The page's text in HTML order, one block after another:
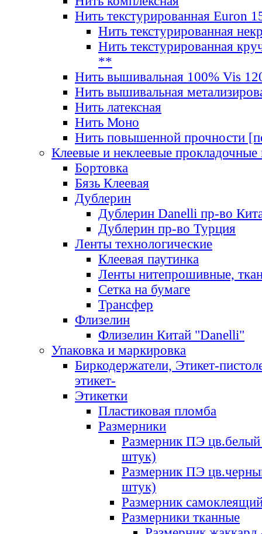
Нить текстурированная Euron
Нить текстурированная
Нить текстурированная
**
Нить вышивальная 100% Vis
Нить вышивальная
Нить латексная
Нить Моно
Нить повышенной прочности
Клеевые и неклеевые прокладочные
Бортовка
Бязь Клеевая
Дублерин
Дублерин Danelli пр-во
Дублерин пр-во Турция
Ленты технологические
Клеевая паутинка
Ленты нитепрошивные,
Сетка на бумаге
Трансфер
Флизелин
Флизелин Китай "Danelli"
Упаковка и маркировка
Биркодержатели, Этикет-
этикет-
Этикетки
Пластиковая пломба
Размерники
Размерник ПЭ цв.белый
штук)
Размерник ПЭ
штук)
Размерник
Размерники тканные